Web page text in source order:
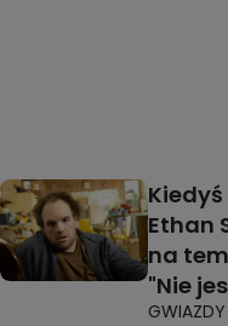
Ethan
na
"Nie
GWIAZDY